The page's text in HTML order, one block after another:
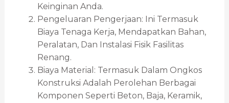
Keinginan Anda.
Pengeluaran Pengerjaan: Ini Termasuk
Biaya Tenaga Kerja, Mendapatkan Bahan,
Peralatan, Dan Instalasi Fisik Fasilitas
Renang.
Biaya Material: Termasuk Dalam Ongkos
Konstruksi Adalah Perolehan Berbagai
Komponen Seperti Beton, Baja, Keramik,